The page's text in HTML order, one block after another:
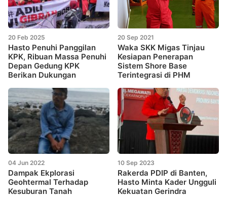
20 Feb 2025
Hasto Penuhi Panggilan
KPK, Ribuan Massa Penuhi
Depan Gedung KPK
Berikan Dukungan
20 Sep 2021
Waka SKK Migas Tinjau
Kesiapan Penerapan
Sistem Shore Base
Terintegrasi di PHM
04 Jun 2022
Dampak Ekplorasi
Geohtermal Terhadap
Kesuburan Tanah
10 Sep 2023
Rakerda PDIP di Banten,
Hasto Minta Kader Ungguli
Kekuatan Gerindra